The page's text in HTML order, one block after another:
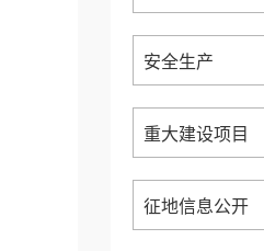
安全生产
重大建设项目
征地信息公开